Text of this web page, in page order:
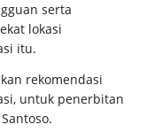
serta
lokasi
itu.
rekomendasi
untuk penerbitan